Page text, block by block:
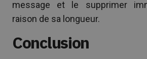
message et le supprimer
raison de sa longueur.
Conclusion